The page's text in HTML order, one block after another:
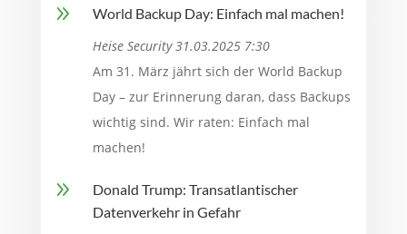
9
World Backup Day: Einfach mal machen!
Heise Security 31.03.2025 7:30
Am 31. März jährt sich der World Backup
Day – zur Erinnerung daran, dass Backups
wichtig sind. Wir raten: Einfach mal
machen!
9
Donald Trump: Transatlantischer
Datenverkehr in Gefahr